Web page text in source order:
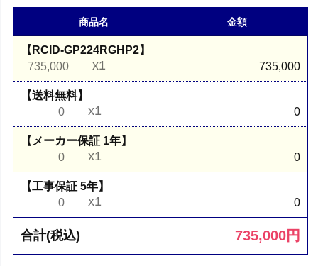
商品名 金額
【RCID-GP224RGHP2】
735,000
x1 735,000
【送料無料】
0
x1 0
【メーカー保証 1年】
0
x1 0
【工事保証 5年】
0
x1 0
合計(税込) 735,000円